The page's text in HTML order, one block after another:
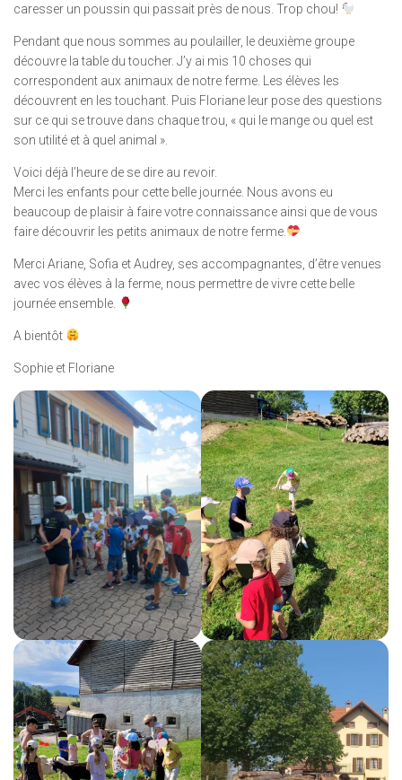
caresser un poussin qui passait près de nous. Trop chou!
Pendant que nous sommes au poulailler, le deuxième groupe
découvre la table du toucher. J’y ai mis 10 choses qui
correspondent aux animaux de notre ferme. Les élèves les
découvrent en les touchant. Puis Floriane leur pose des questions
sur ce qui se trouve dans chaque trou, « qui le mange ou quel est
son utilité et à quel animal ».
Voici déjà l’heure de se dire au revoir.
Merci les enfants pour cette belle journée. Nous avons eu
beaucoup de plaisir à faire votre connaissance ainsi que de vous
faire découvrir les petits animaux de notre ferme.
Merci Ariane, Sofia et Audrey, ses accompagnantes, d’être venues
avec vos élèves à la ferme, nous permettre de vivre cette belle
journée ensemble.
A bientôt
Sophie et Floriane